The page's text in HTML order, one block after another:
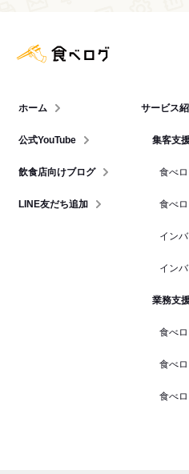
ホーム
公式YouTube
飲食店向けブログ
LINE友だち追加
サービス
集客支
食べ
食べ
イン
イン
業務支
食べ
食べ
食べ